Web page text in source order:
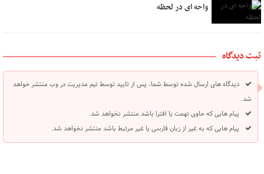
واحه ای در لحظه
ثبت دیدگاه
دیدگاه های ارسال شده توسط شما، پس از تایید توسط تیم مدیریت در وب منتشر خواهد
شد.
پیام هایی که حاوی تهمت یا افترا باشد منتشر نخواهد شد.
پیام هایی که به غیر از زبان فارسی یا غیر مرتبط باشد منتشر نخواهد شد.